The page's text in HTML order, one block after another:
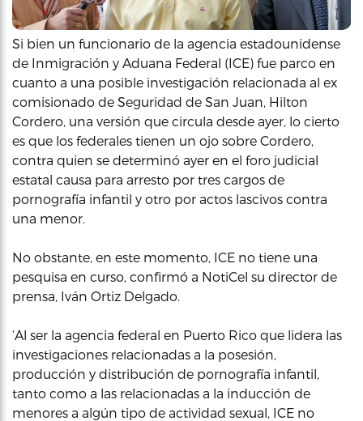
Si bien un funcionario de la agencia estadounidense
de Inmigración y Aduana Federal (ICE) fue parco en
cuanto a una posible investigación relacionada al ex
comisionado de Seguridad de San Juan, Hilton
Cordero, una versión que circula desde ayer, lo cierto
es que los federales tienen un ojo sobre Cordero,
contra quien se determinó ayer en el foro judicial
estatal causa para arresto por tres cargos de
pornografía infantil y otro por actos lascivos contra
una menor.
No obstante, en este momento, ICE no tiene una
pesquisa en curso, confirmó a NotiCel su director de
prensa, Iván Ortiz Delgado.
‘Al ser la agencia federal en Puerto Rico que lidera las
investigaciones relacionadas a la posesión,
producción y distribución de pornografía infantil,
tanto como a las relacionadas a la inducción de
menores a algún tipo de actividad sexual, ICE no